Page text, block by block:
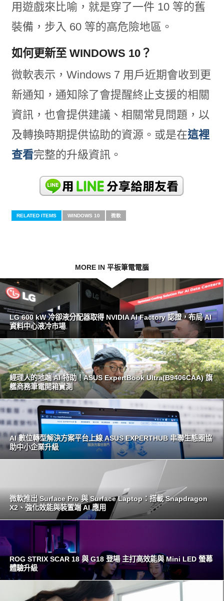
用遊戲來比喻，就是穿了一件 10 等的舊
裝備，步入 60 等的高危險地區。
如何更新至 WINDOWS 10？
微軟表示，Windows 7 用戶近期會收到更
新通知，通知除了會提醒終止支援的相關
資訊，也會提供建議、相關常見問題，以
及轉換時期提供協助的資源。或是在這裡
查看完整的升級資訊。
RELATED ITEMS WINDOWS 10 微軟
MORE IN 平板筆電電腦
LG 600 kW 冷卻液分配器取得 NVIDIA AI Factory 認證，布局 AI
資料中心液冷市場
經理人的地端 AI 特助！ASUS ExpertBook Ultra(B9406CAA) 旗
艦商務筆電開箱實測
AI 數位轉型解決方案平台上線 ASUS EXPERTHUB 串聯生態圈協
助中小企業升級
微軟推出 Surface Pro 與 Surface Laptop：搭載 Snapdragon
X2、強化效能與裝置端 AI 應用
ROG STRIX SCAR 18 與 G18 登場 主打高效能與 Mini LED 螢幕
體驗升級